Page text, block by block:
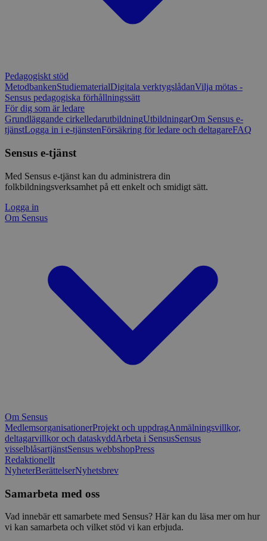
Pedagogiskt stöd
MetodbankenStudiematerialDigitala verktygslådanVilja mötas -
Sensus pedagogiska förhållningssätt
För dig som är ledare
Grundläggande cirkelledarutbildningUtbildningarOm Sensus e-
tjänstLogga in i e-tjänstenFörsäkring för ledare och deltagareFAQ
Sensus e-tjänst
Med Sensus e-tjänst kan du administrera din
folkbildningsverksamhet på ett enkelt och smidigt sätt.
Logga in
Om Sensus
Om Sensus
MedlemsorganisationerProjekt och uppdragAnmälningsvillkor,
deltagarvillkor och dataskyddArbeta i SensusSensus
visselblåsartjänstSensus webbshopPress
Redaktionellt
NyheterBerättelserNyhetsbrev
Samarbeta med oss
Vad innebär ett samarbete med Sensus? Här kan du läsa mer om hur
vi kan samarbeta och vilket stöd vi kan erbjuda.